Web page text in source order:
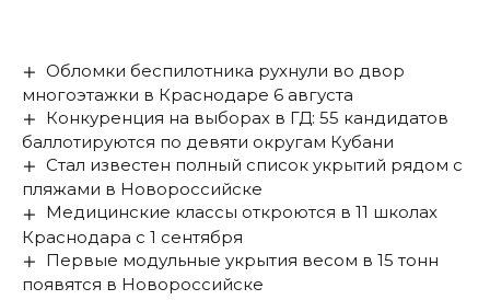
Обломки беспилотника рухнули во двор
многоэтажки в Краснодаре 6 августа
Конкуренция на выборах в ГД: 55 кандидатов
баллотируются по девяти округам Кубани
Стал известен полный список укрытий рядом с
пляжами в Новороссийске
Медицинские классы откроются в 11 школах
Краснодара с 1 сентября
Первые модульные укрытия весом в 15 тонн
появятся в Новороссийске